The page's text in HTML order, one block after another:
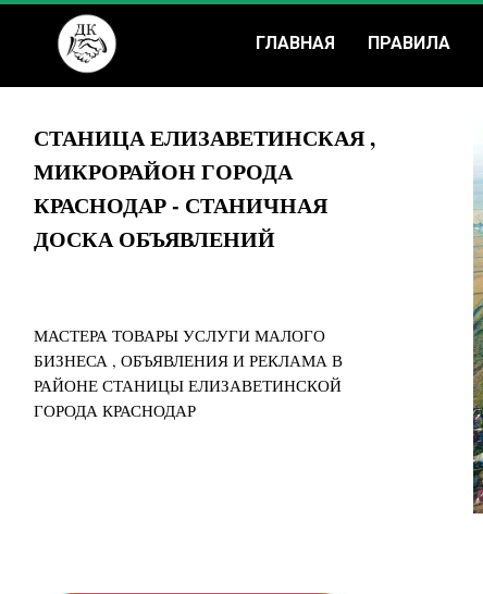
ГЛАВНАЯ ПРАВИЛА
СТАНИЦА ЕЛИЗАВЕТИНСКАЯ ,
МИКРОРАЙОН ГОРОДА
КРАСНОДАР - СТАНИЧНАЯ
ДОСКА ОБЪЯВЛЕНИЙ
МАСТЕРА ТОВАРЫ УСЛУГИ МАЛОГО
БИЗНЕСА , ОБЪЯВЛЕНИЯ И РЕКЛАМА В
РАЙОНЕ СТАНИЦЫ ЕЛИЗАВЕТИНСКОЙ
ГОРОДА КРАСНОДАР